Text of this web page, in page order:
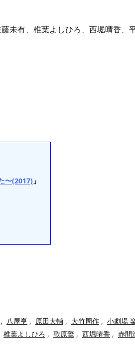
未有、椎葉よしひろ、西堀晴香、
〜(2017) 」
, 八屋亨 , 原田大輔 , 大竹周作 , 小劇場
椎葉よしひろ , 歌原鷲 , 西堀晴香 , 赤間